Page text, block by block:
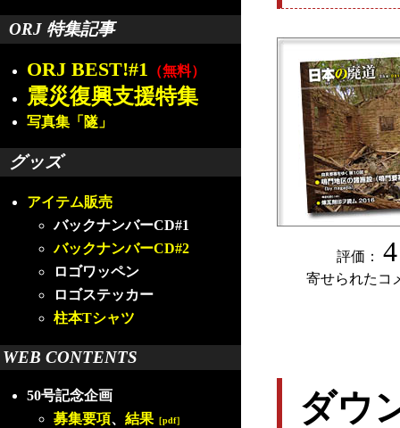
ORJ 特集記事
ORJ BEST!#1 （無料）
震災復興支援特集
写真集「隧」
グッズ
アイテム販売
バックナンバーCD#1
バックナンバーCD#2
ロゴワッペン
ロゴステッカー
柱本Tシャツ
WEB CONTENTS
50号記念企画
募集要項、 結果 ［pdf］
評価： 4
寄せられたコ
ダウ